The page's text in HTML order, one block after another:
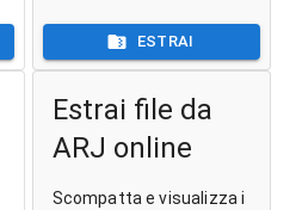
ESTRAI
Estrai file da
ARJ online
Scompatta e visualizza i